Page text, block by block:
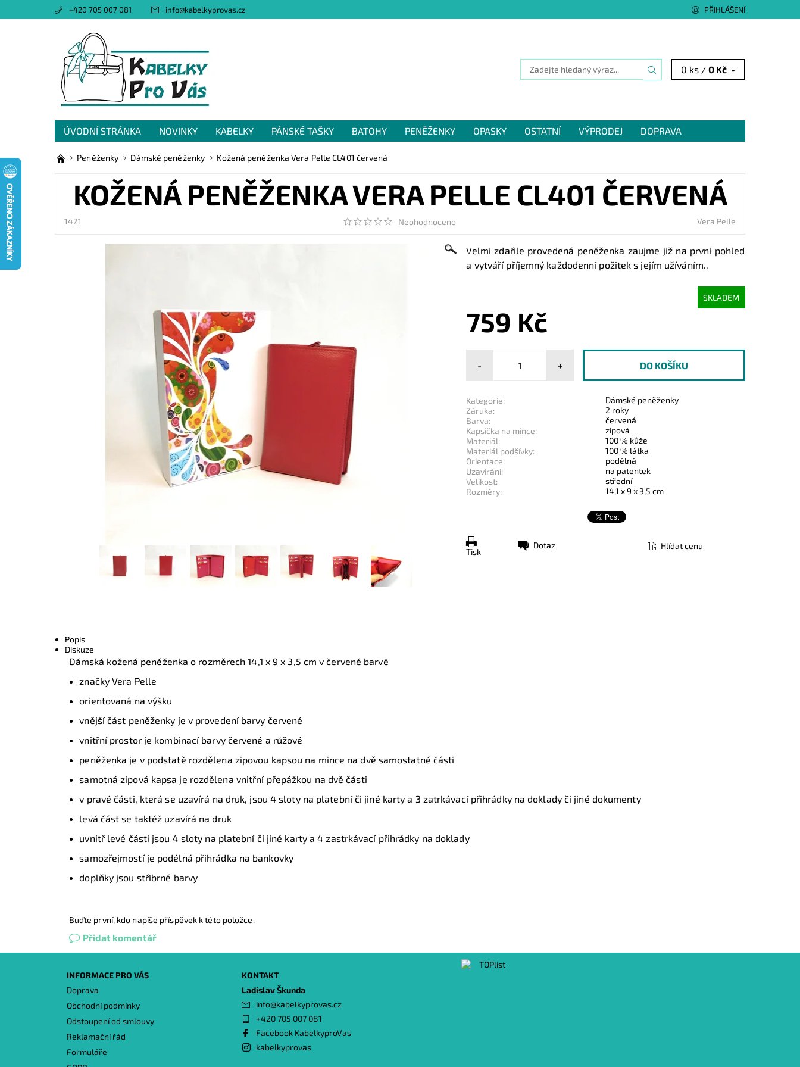
+420 705 007 081 info@kabelkyprovas.cz PŘIHLÁŠENÍ
0 ks /0 Kč
ÚVODNÍ STRÁNKA NOVINKY KABELKY PÁNSKÉ TAŠKY BATOHY PENĚŽENKY OPASKY OSTATNÍ VÝPRODEJ
DOPRAVA
OBCHODNÍ PODMÍNKY
GDPR NAPIŠTE NÁM
Peněženky Dámské peněženky Kožená peněženka Vera Pelle CL401 červená
KOŽENÁ PENĚŽENKA VERA PELLE CL401 ČERVENÁ
1421 Neohodnoceno Vera Pelle
Velmi zdařile provedená peněženka zaujme již na první pohled
a vytváří příjemný každodenní požitek s jejím užíváním..
SKLADEM
759 Kč
- +
Kategorie:
Dámské peněženky
Záruka:
2 roky
Barva:
červená
Kapsička na mince:
zipová
Materiál:
100 % kůže
Materiál podšívky:
100 % látka
Orientace:
podélná
Uzavírání:
na patentek
Velikost:
střední
Rozměry:
14,1 x 9 x 3,5 cm
Tisk
Dotaz Hlídat cenu
Popis
Diskuze
Dámská kožená peněženka o rozměrech 14,1 x 9 x 3,5 cm v červené barvě
značky Vera Pelle
orientovaná na výšku
vnější část peněženky je v provedení barvy červené
vnitřní prostor je kombinací barvy červené a růžové
peněženka je v podstatě rozdělena zipovou kapsou na mince na dvě samostatné části
samotná zipová kapsa je rozdělena vnitřní přepážkou na dvě části
v pravé části, která se uzavírá na druk, jsou 4 sloty na platební či jiné karty a 3 zatrkávací přihrádky na doklady či jiné dokumenty
levá část se taktéž uzavírá na druk
uvnitř levé části jsou 4 sloty na platební či jiné karty a 4 zastrkávací přihrádky na doklady
samozřejmostí je podélná přihrádka na bankovky
doplňky jsou stříbrné barvy
Buďte první, kdo napíše příspěvek k této položce.
Přidat komentář
INFORMACE PRO VÁS
Doprava
Obchodní podmínky
Odstoupení od smlouvy
Reklamační řád
Formuláře
KONTAKT
Ladislav Škunda
info@kabelkyprovas.cz
+420 705 007 081
Facebook KabelkyproVas
kabelkyprovas